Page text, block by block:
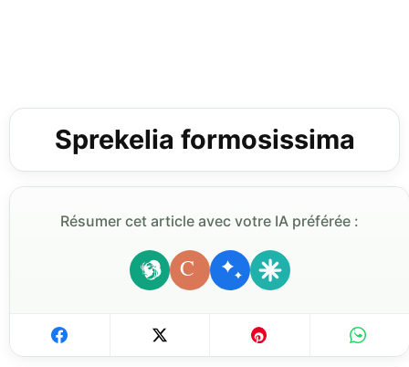
Sprekelia formosissima
Résumer cet article avec votre IA préférée :
C